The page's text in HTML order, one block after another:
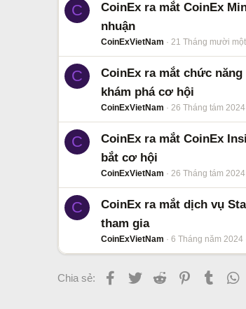
C
CoinEx ra mắt CoinEx
nhuận
CoinExVietNam 21 Tháng mười
C
CoinEx ra mắt chức
khám phá cơ hội
CoinExVietNam 26 Tháng tám 2024
C
CoinEx ra mắt CoinEx
bắt cơ hội
CoinExVietNam 26 Tháng tám 2024
C
CoinEx ra mắt dịch vụ
tham gia
CoinExVietNam 6 Tháng năm 2024
Chia sẻ: Facebook
Twitter Reddit PinterestTumblr